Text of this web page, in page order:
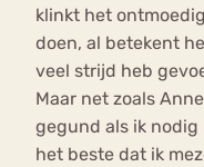
klinkt het
doen, al betekent
veel strijd heb
Maar net zoals
gegund als ik
het beste dat ik